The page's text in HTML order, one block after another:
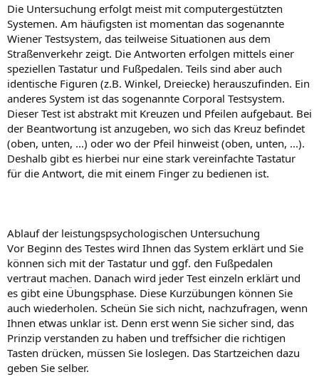
Die Untersuchung erfolgt meist mit computergestützten
Systemen. Am häufigsten ist momentan das sogenannte
Wiener Testsystem, das teilweise Situationen aus dem
Straßenverkehr zeigt. Die Antworten erfolgen mittels einer
speziellen Tastatur und Fußpedalen. Teils sind aber auch
identische Figuren (z.B. Winkel, Dreiecke) herauszufinden. Ein
anderes System ist das sogenannte Corporal Testsystem.
Dieser Test ist abstrakt mit Kreuzen und Pfeilen aufgebaut. Bei
der Beantwortung ist anzugeben, wo sich das Kreuz befindet
(oben, unten, ...) oder wo der Pfeil hinweist (oben, unten, ...).
Deshalb gibt es hierbei nur eine stark vereinfachte Tastatur
für die Antwort, die mit einem Finger zu bedienen ist.
Ablauf der leistungspsychologischen Untersuchung
Vor Beginn des Testes wird Ihnen das System erklärt und Sie
können sich mit der Tastatur und ggf. den Fußpedalen
vertraut machen. Danach wird jeder Test einzeln erklärt und
es gibt eine Übungsphase. Diese Kurzübungen können Sie
auch wiederholen. Scheün Sie sich nicht, nachzufragen, wenn
Ihnen etwas unklar ist. Denn erst wenn Sie sicher sind, das
Prinzip verstanden zu haben und treffsicher die richtigen
Tasten drücken, müssen Sie loslegen. Das Startzeichen dazu
geben Sie selber.